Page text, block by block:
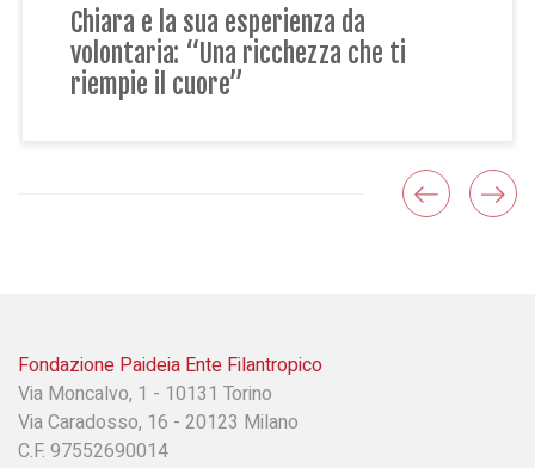
Elena e il primo anno da volontaria: “vi
racconto cos’è l’effetto Paideia”
Fondazione Paideia Ente Filantropico
Via Moncalvo, 1 - 10131 Torino
Via Caradosso, 16 - 20123 Milano
C.F. 97552690014